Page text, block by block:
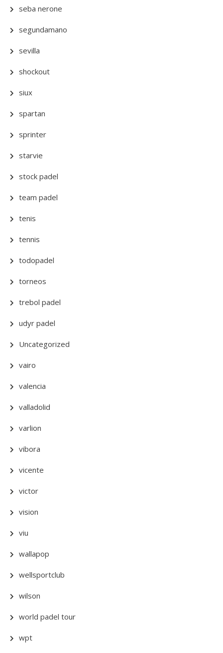
seba nerone
segundamano
sevilla
shockout
siux
spartan
sprinter
starvie
stock padel
team padel
tenis
tennis
todopadel
torneos
trebol padel
udyr padel
Uncategorized
vairo
valencia
valladolid
varlion
vibora
vicente
victor
vision
viu
wallapop
wellsportclub
wilson
world padel tour
wpt